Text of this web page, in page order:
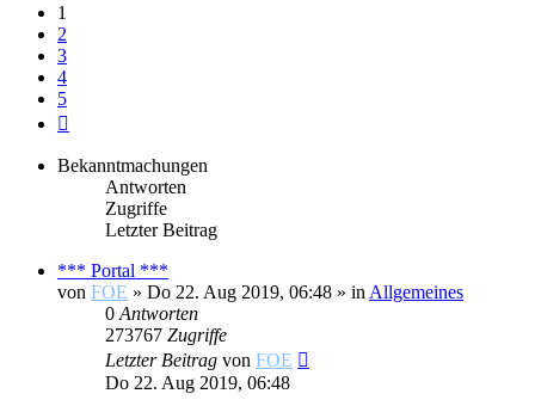
1
2
3
4
5
Bekanntmachungen
Antworten
Zugriffe
Letzter Beitrag
*** Portal ***
von FOE » Do 22. Aug 2019, 06:48 » in Allgemeines
0 Antworten
273767 Zugriffe
Letzter Beitrag von FOE
Do 22. Aug 2019, 06:48